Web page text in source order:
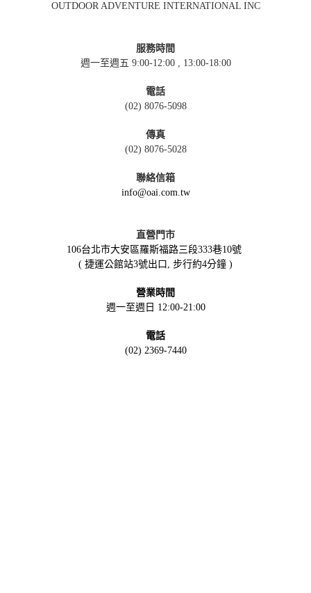
OUTDOOR ADVENTURE INTERNATIONAL INC
服務時間
週一至週五 9:00-12:00 , 13:00-18:00
電話
(02) 8076-5098
傳真
(02) 8076-5028
聯絡信箱
info@oai.com.tw
直營門市
106台北市大安區羅斯福路三段333巷10號
( 捷運公館站3號出口, 步行約4分鐘 )
營業時間
週一至週日 12:00-21:00
電話
(02) 2369-7440